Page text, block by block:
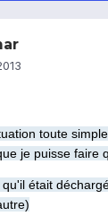
toute
je puisse faire
était